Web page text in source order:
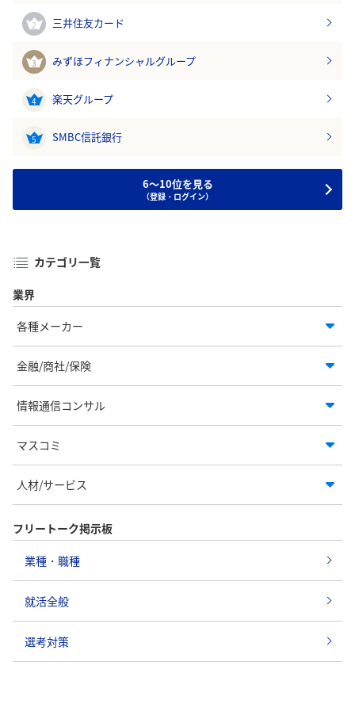
2 三井住友カード
3 みずほフィナンシャルグループ
4 楽天グループ
5 SMBC信託銀行
6～10位を見る
（登録・ログイン）
カテゴリ一覧
業界
各種メーカー
金融/商社/保険
情報通信コンサル
マスコミ
人材/サービス
フリートーク掲示板
業種・職種
就活全般
選考対策